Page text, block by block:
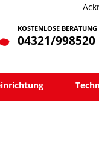
KOSTENLOSE BERATUNG
04321/998520